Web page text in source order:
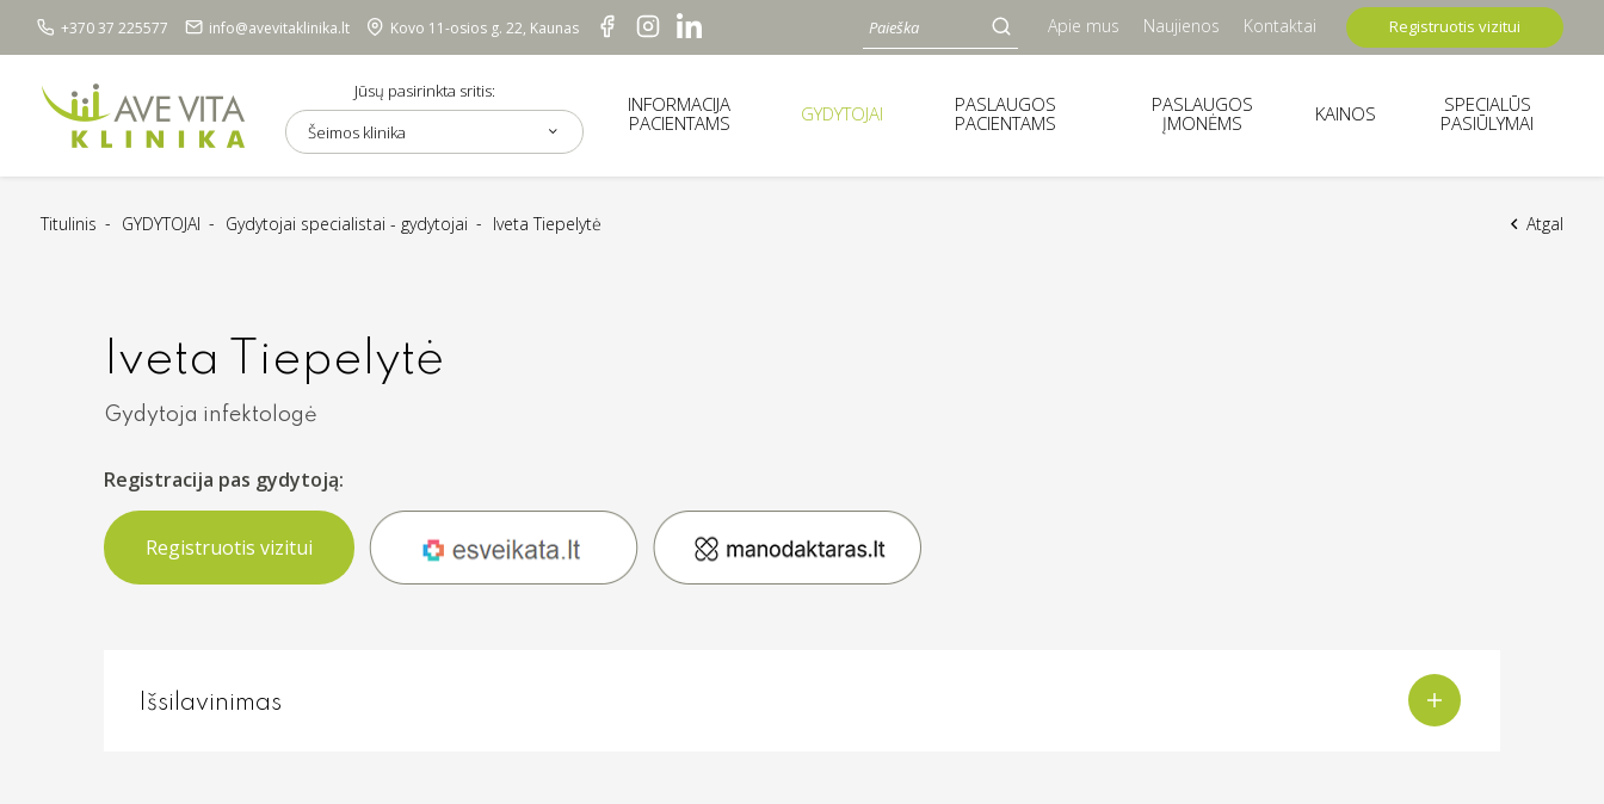
+370 37 225577 info@avevitaklinika.lt Kovo 11-osios g. 22, Kaunas Apie mus Naujienos Kontaktai Registruotis vizitui
Jūsų pasirinkta sritis:
Šeimos klinika
INFORMACIJA
PACIENTAMS
GYDYTOJAI
PASLAUGOS
PACIENTAMS
PASLAUGOS
ĮMONĖMS
KAINOS
SPECIALŪS
PASIŪLYMAI
Titulinis GYDYTOJAI Gydytojai specialistai - gydytojai Iveta Tiepelytė Atgal
Iveta Tiepelytė
Gydytoja infektologė
Registracija pas gydytoją:
Registruotis vizitui
Išsilavinimas